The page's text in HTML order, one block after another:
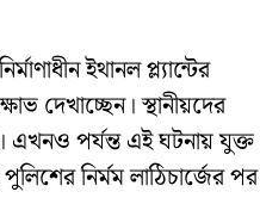
ইথানল প্ল্যান্টের
দেখাচ্ছেন। স্থানীয়দের
এখনও পর্যন্ত এই ঘটনায় যুক্ত
নির্মম লাঠিচার্জের পর